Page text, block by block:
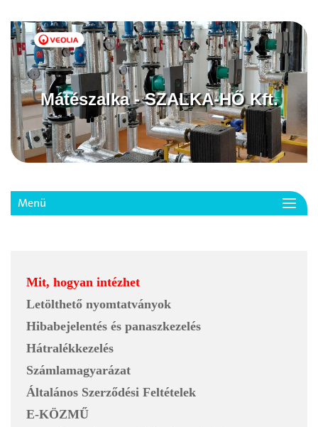
Mátészalka - SZALKA-HŐ Kft.
Menü
Mit, hogyan intézhet
Letölthető nyomtatványok
Hibabejelentés és panaszkezelés
Hátralékkezelés
Számlamagyarázat
Általános Szerződési Feltételek
E-KÖZMŰ